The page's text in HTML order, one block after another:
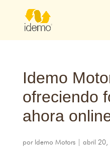
Idemo
ofreciendo
ahora
por Idemo Motors| abril 20,